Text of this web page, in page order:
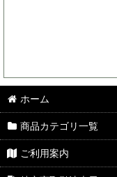
ホーム
商品カテゴリ一覧
ご利用案内